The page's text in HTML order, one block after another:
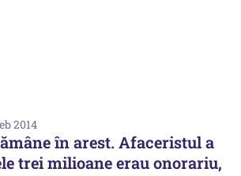
2014
în arest. Afaceristul a
trei milioane erau onorariu,